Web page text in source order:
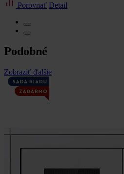
Porovnať Detail
Podobné
Zobraziť ďalšie